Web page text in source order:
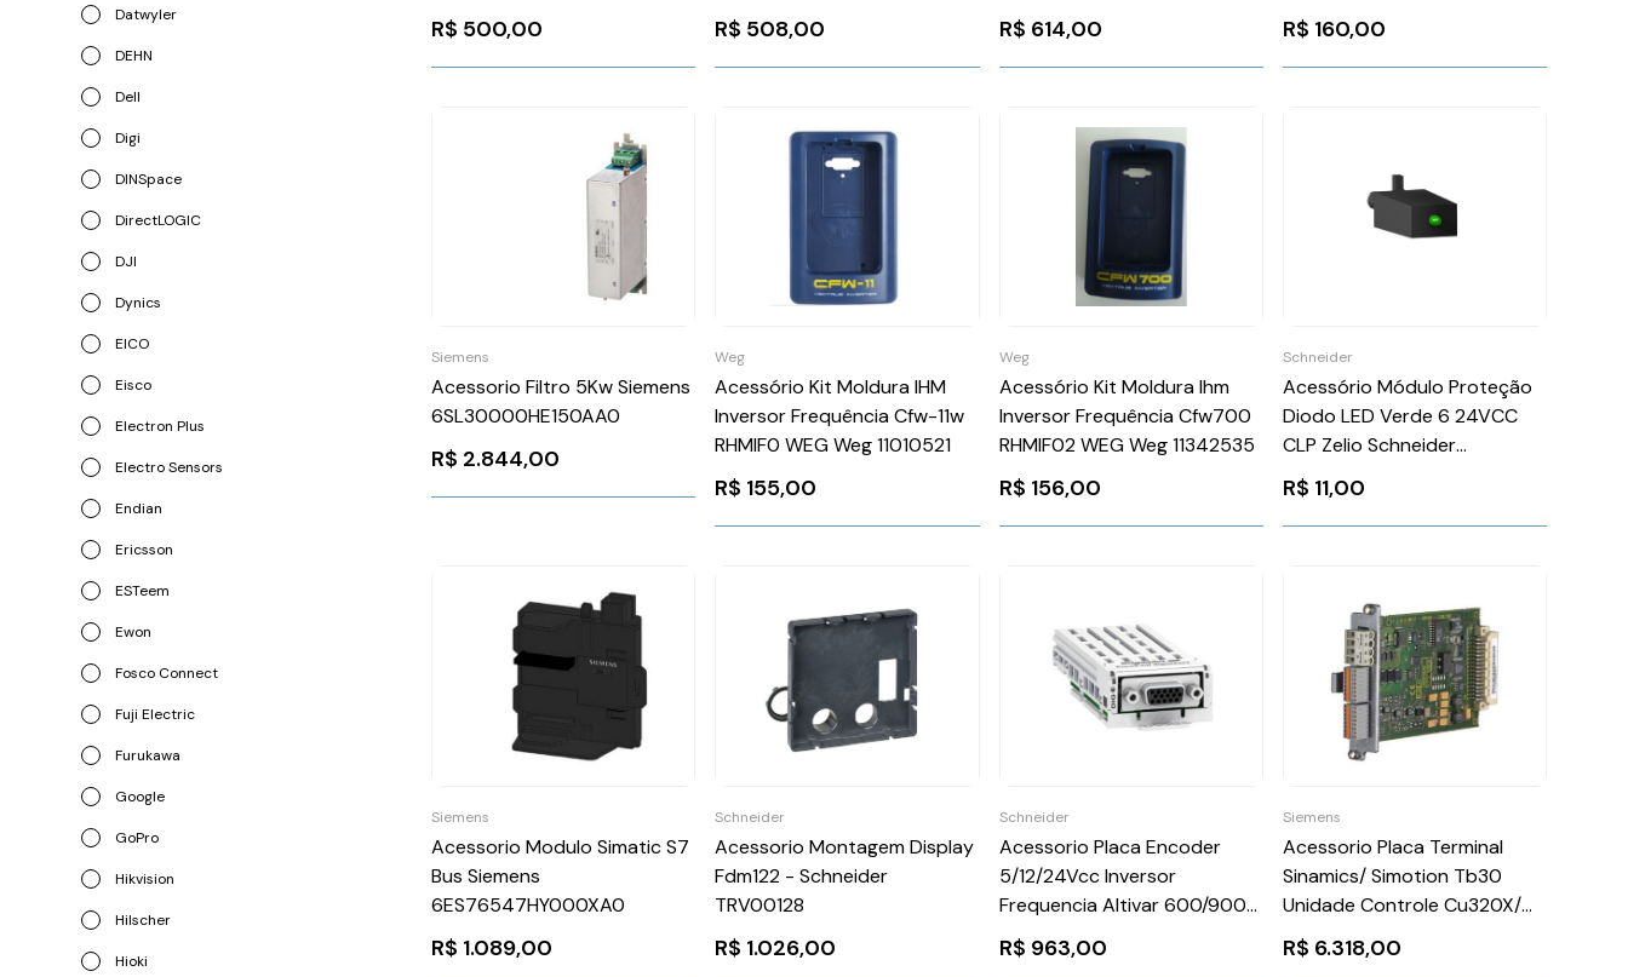
Datwyler
DEHN
Dell
Digi
DINSpace
DirectLOGIC
DJI
Dynics
EICO
Eisco
Electron Plus
Electro Sensors
Endian
Ericsson
ESTeem
Ewon
Fosco Connect
Fuji Electric
Furukawa
Google
GoPro
Hikvision
Hilscher
Hioki
6ES75921AM000XB0
R$ 500,00
6FX20030SU12
R$ 508,00
6SL31622MA000AA0
R$ 614,00
WEG Weg 12330460
R$ 160,00
Siemens
Acessorio Filtro 5Kw Siemens
6SL30000HE150AA0
R$ 2.844,00
Weg
Acessório Kit Moldura IHM
Inversor Frequência Cfw-11w
RHMIF0 WEG Weg 11010521
R$ 155,00
Weg
Acessório Kit Moldura Ihm
Inversor Frequência Cfw700
RHMIF02 WEG Weg 11342535
R$ 156,00
Schneider
Acessório Módulo Proteção
Diodo LED Verde 6 24VCC
CLP Zelio Schneider
RZM031RB
R$ 11,00
Siemens
Acessorio Modulo Simatic S7
Bus Siemens
6ES76547HY000XA0
R$ 1.089,00
Schneider
Acessorio Montagem Display
Fdm122 - Schneider
TRV00128
R$ 1.026,00
Schneider
Acessorio Placa Encoder
5/12/24Vcc Inversor
Frequencia Altivar 600/900
Schneider VW3A3420
R$ 963,00
Siemens
Acessorio Placa Terminal
Sinamics/ Simotion Tb30
Unidade Controle Cu320X/
Simotion D4X5X Siemens
6SL30550AA002TA0
R$ 6.318,00